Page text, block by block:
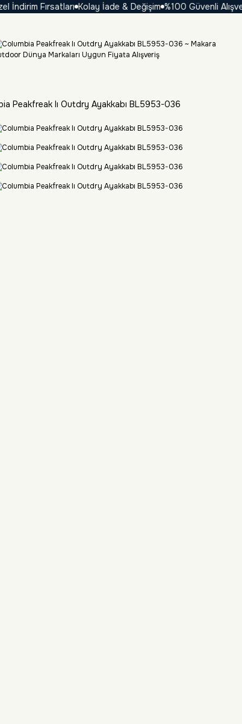
Fırsatları Kolay İade & Değişim %100 Güvenli Alışveriş
Peakfreak Iı Outdry Ayakkabı BL5953-036